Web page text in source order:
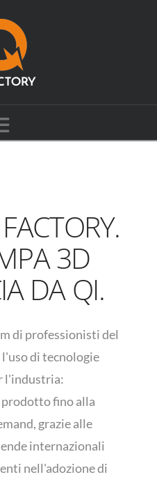
Navigation
3D
DA QI.
di professionisti del
di tecnologie
l'industria:
prodotto fino alla
grazie alle
internazionali
nell'adozione di